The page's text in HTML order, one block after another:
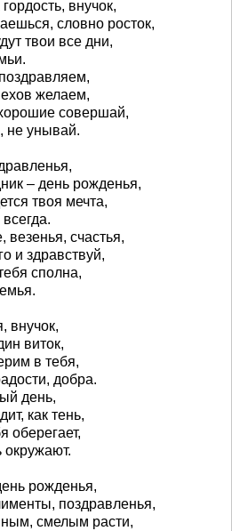
внучок,
словно росток,
твои все дни,
желаем,
совершай,
не унывай.
– день рожденья,
твоя мечта,
везенья, счастья,
и здравствуй,
сполна,
внучок,
виток,
в тебя,
добра.
день,
как тень,
оберегает,
окружают.
рожденья,
поздравленья,
смелым расти,